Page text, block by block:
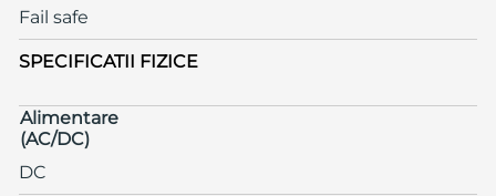
Fail safe
SPECIFICATII FIZICE
Alimentare
(AC/DC)
DC